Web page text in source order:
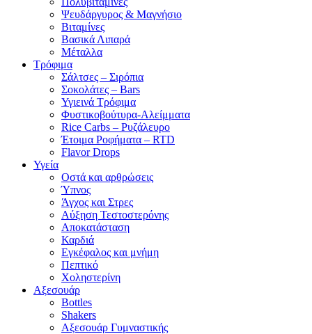
Ψευδάργυρος & Μαγνήσιο
Βιταμίνες
Βασικά Λιπαρά
Μέταλλα
Τρόφιμα
Σάλτσες – Σιρόπια
Σοκολάτες – Bars
Υγιεινά Τρόφιμα
Φυστικοβούτυρα-Αλείμματα
Rice Carbs – Ρυζάλευρο
Έτοιμα Ροφήματα – RTD
Flavor Drops
Υγεία
Οστά και αρθρώσεις
Ύπνος
Άγχος και Στρες
Αύξηση Τεστοστερόνης
Αποκατάσταση
Καρδιά
Εγκέφαλος και μνήμη
Πεπτικό
Χοληστερίνη
Αξεσουάρ
Bottles
Shakers
Αξεσουάρ Γυμναστικής